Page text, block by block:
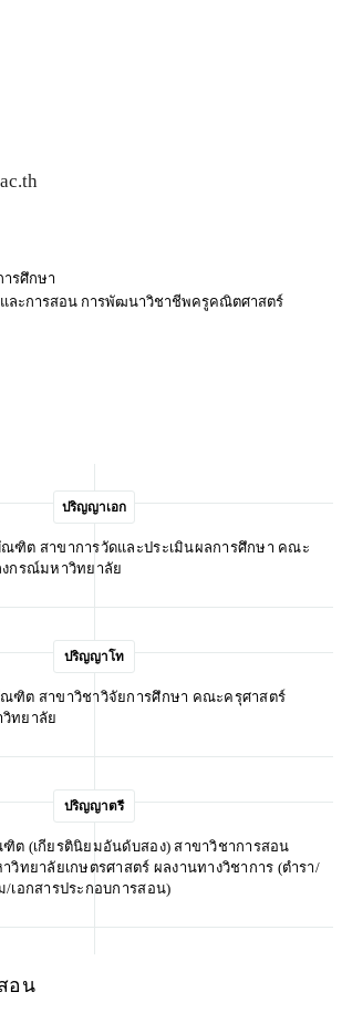
ารศึกษา
และการสอน การพัฒนาวิชาชีพครูคณิตศาสตร์
ปริญญาเอก
ฑิต สาขาการวัดและประเมินผลการศึกษา คณะ
กรณ์มหาวิทยาลัย
ปริญญาโท
ฑิต สาขาวิชาวิจัยการศึกษา คณะครุศาสตร์
ทยาลัย
ปริญญาตรี
ต (เกียรตินิยมอันดับสอง) สาขาวิชาการสอน
วิทยาลัยเกษตรศาสตร์ ผลงานทางวิชาการ (ตำรา/
เอกสารประกอบการสอน)
อน